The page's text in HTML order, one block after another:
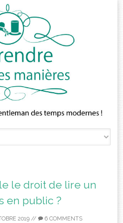
to
le droit de lire un
en public ?
2019 // 6 COMMENTS